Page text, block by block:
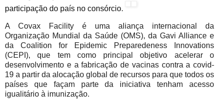
participação do país no consórcio.
A Covax Facility é uma aliança internacional da
Organização Mundial da Saúde (OMS), da Gavi Alliance e
da Coalition for Epidemic Preparedeness Innovations
(CEPI), que tem como principal objetivo acelerar o
desenvolvimento e a fabricação de vacinas contra a covid-
19 a partir da alocação global de recursos para que todos os
países que façam parte da iniciativa tenham acesso
igualitário à imunização.